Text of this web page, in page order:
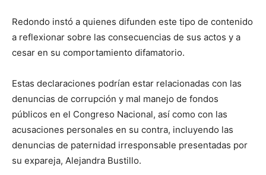
Redondo instó a quienes difunden este tipo de contenido
a reflexionar sobre las consecuencias de sus actos y a
cesar en su comportamiento difamatorio.
Estas declaraciones podrían estar relacionadas con las
denuncias de corrupción y mal manejo de fondos
públicos en el Congreso Nacional, así como con las
acusaciones personales en su contra, incluyendo las
denuncias de paternidad irresponsable presentadas por
su expareja, Alejandra Bustillo.